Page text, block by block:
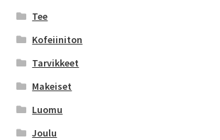
Tee
Kofeiiniton
Tarvikkeet
Makeiset
Luomu
Joulu